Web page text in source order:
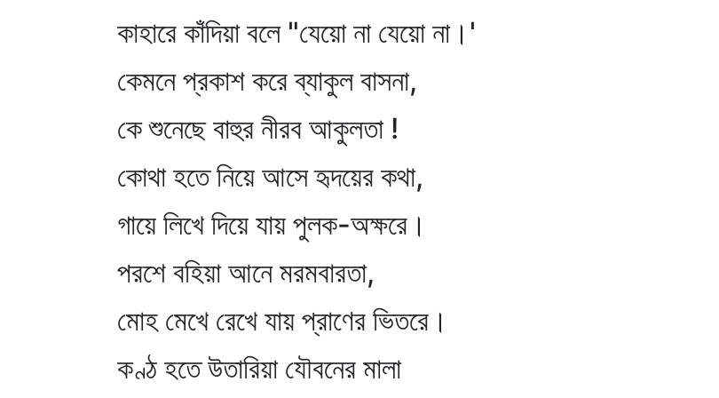
কাহারে কাঁদিয়া বলে "যেয়ো না যেয়ো না।'
কেমনে প্রকাশ করে ব্যাকুল বাসনা,
কে শুনেছে বাহুর নীরব আকুলতা !
কোথা হতে নিয়ে আসে হৃদয়ের কথা,
গায়ে লিখে দিয়ে যায় পুলক-অক্ষরে।
পরশে বহিয়া আনে মরমবারতা,
মোহ মেখে রেখে যায় প্রাণের ভিতরে।
কণ্ঠ হতে উতারিয়া যৌবনের মালা